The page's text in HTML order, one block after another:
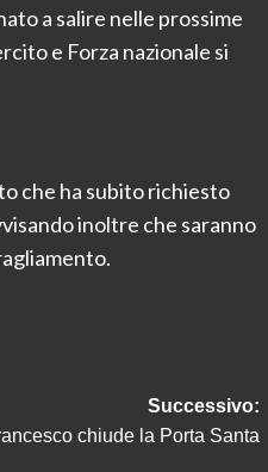
a salire nelle prossime
e Forza nazionale si
che ha subito richiesto
inoltre che saranno
Successivo:
chiude la Porta Santa